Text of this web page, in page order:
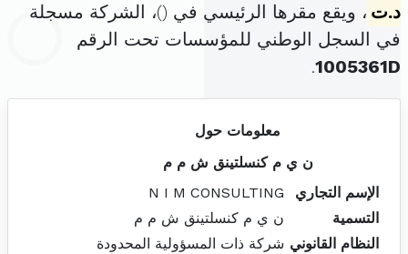
د.ت ، ويقع مقرها الرئيسي في ()، الشركة مسجلة
في السجل الوطني للمؤسسات تحت الرقم
1005361D
.
معلومات حول
ن ي م كنسلتينق ش م م
الإسم التجاري
N I M CONSULTING
التسمية
ن ي م كنسلتينق ش م م
النظام القانوني شركة ذات المسؤولية المحدودة